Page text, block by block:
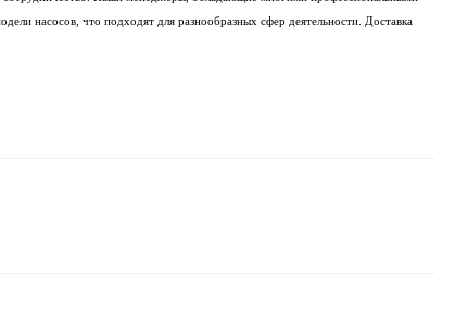
насосов, что подходят для разнообразных сфер деятельности. Доставка